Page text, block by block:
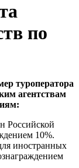
по
туроператора
агентствам
Российской
10%.
иностранных